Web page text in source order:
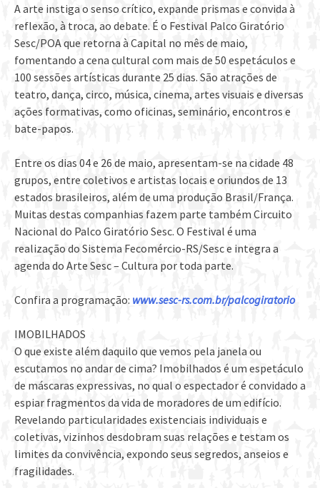
A arte instiga o senso crítico, expande prismas e convida à
reflexão, à troca, ao debate. É o Festival Palco Giratório
Sesc/POA que retorna à Capital no mês de maio,
fomentando a cena cultural com mais de 50 espetáculos e
100 sessões artísticas durante 25 dias. São atrações de
teatro, dança, circo, música, cinema, artes visuais e diversas
ações formativas, como oficinas, seminário, encontros e
bate-papos.
Entre os dias 04 e 26 de maio, apresentam-se na cidade 48
grupos, entre coletivos e artistas locais e oriundos de 13
estados brasileiros, além de uma produção Brasil/França.
Muitas destas companhias fazem parte também Circuito
Nacional do Palco Giratório Sesc. O Festival é uma
realização do Sistema Fecomércio-RS/Sesc e integra a
agenda do Arte Sesc – Cultura por toda parte.
Confira a programação: www.sesc-rs.com.br/palcogiratorio
IMOBILHADOS
O que existe além daquilo que vemos pela janela ou
escutamos no andar de cima? Imobilhados é um espetáculo
de máscaras expressivas, no qual o espectador é convidado a
espiar fragmentos da vida de moradores de um edifício.
Revelando particularidades existenciais individuais e
coletivas, vizinhos desdobram suas relações e testam os
limites da convivência, expondo seus segredos, anseios e
fragilidades.